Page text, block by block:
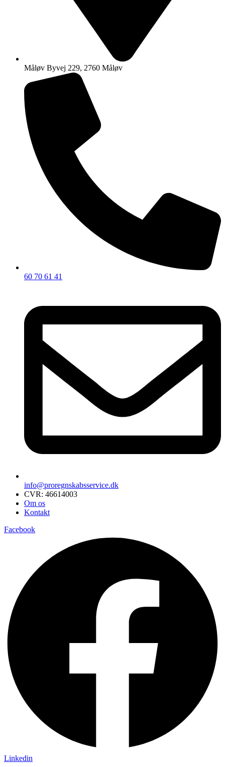
Måløv Byvej 229, 2760 Måløv
60 70 61 41
info@proregnskabsservice.dk
CVR: 46614003
Om os
Kontakt
Facebook
Linkedin